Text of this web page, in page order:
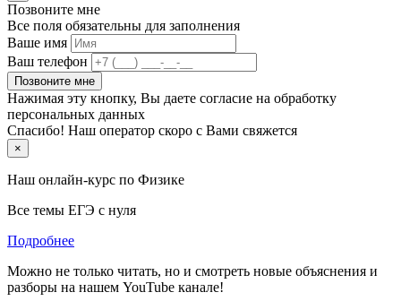
Позвоните мне
Все поля обязательны для заполнения
Ваше имя
Ваш телефон
Позвоните мне
Нажимая эту кнопку, Вы даете согласие на обработку
персональных данных
Спасибо! Наш оператор скоро с Вами свяжется
×
Наш онлайн-курс по Физике
Все темы ЕГЭ с нуля
Подробнее
Можно не только читать, но и смотреть новые объяснения и
разборы на нашем YouTube канале!